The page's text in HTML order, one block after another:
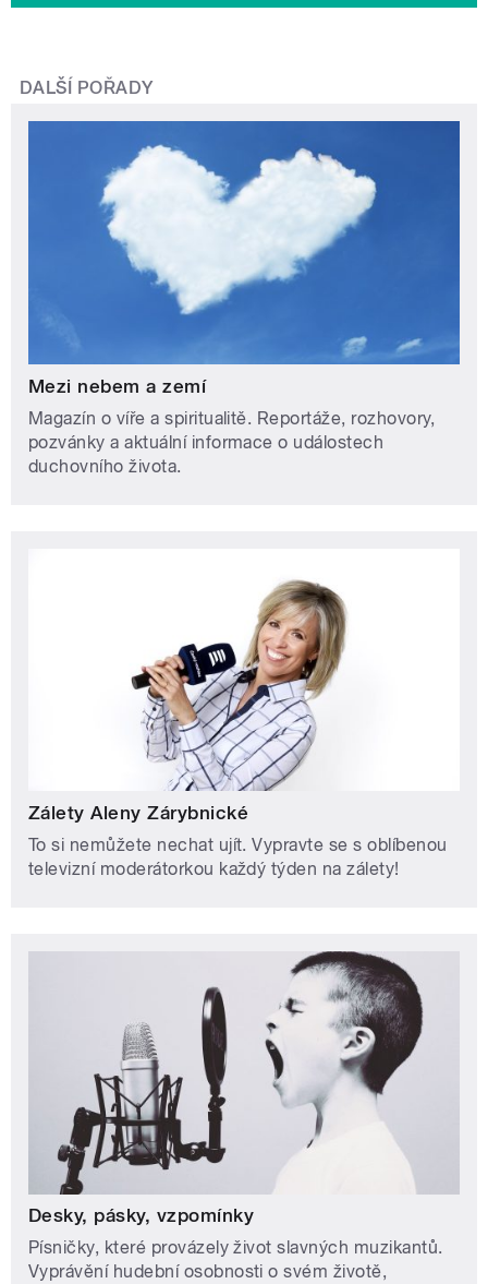
DALŠÍ POŘADY
Mezi nebem a zemí
Magazín o víře a spiritualitě. Reportáže, rozhovory,
pozvánky a aktuální informace o událostech
duchovního života.
Zálety Aleny Zárybnické
To si nemůžete nechat ujít. Vypravte se s oblíbenou
televizní moderátorkou každý týden na zálety!
Desky, pásky, vzpomínky
Písničky, které provázely život slavných muzikantů.
Vyprávění hudební osobnosti o svém životě,